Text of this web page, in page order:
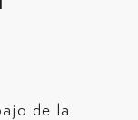
de la